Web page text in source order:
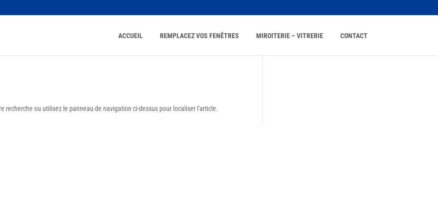
ACCUEIL REMPLACEZ VOS FENÊTRES MIROITERIE – VITRERIE CONTACT
recherche ou utilisez le panneau de navigation ci-dessus pour localiser l'article.